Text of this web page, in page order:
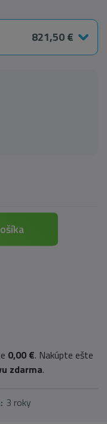
821,50 €
0,00 €. Nakúpte ešte
zdarma.
3 roky